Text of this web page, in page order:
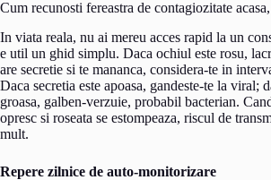
Cum recunosti fereastra de contagiozitate
In viata reala, nu ai mereu acces rapid la un
e util un ghid simplu. Daca ochiul este rosu,
are secretie si te mananca, considera-te in
Daca secretia este apoasa, gandeste-te la viral;
groasa, galben-verzuie, probabil bacterian.
opresc si roseata se estompeaza, riscul de
mult.
Repere zilnice de auto-monitorizare